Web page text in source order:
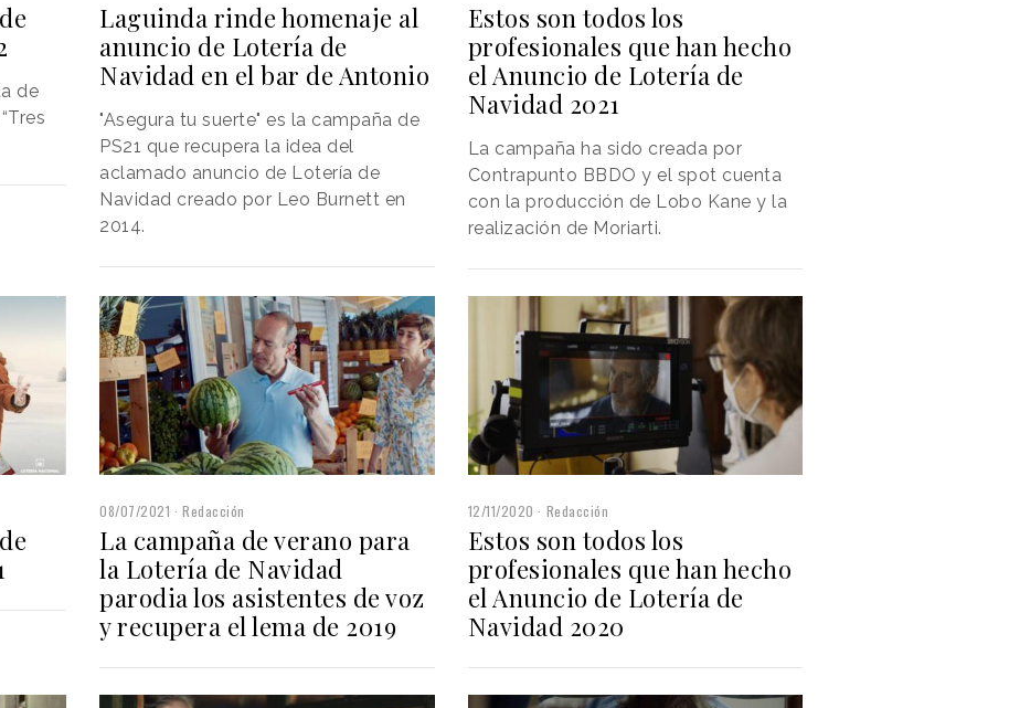
de
Laguinda rinde homenaje al
anuncio de Lotería de
Navidad en el bar de Antonio
"Asegura tu suerte" es la campaña de
PS21 que recupera la idea del
aclamado anuncio de Lotería de
Navidad creado por Leo Burnett en
2014.
Estos son todos los
profesionales que han hecho
el Anuncio de Lotería de
Navidad 2021
La campaña ha sido creada por
Contrapunto BBDO y el spot cuenta
con la producción de Lobo Kane y la
realización de Moriarti.
08/07/2021 Redacción
La campaña de verano para
la Lotería de Navidad
parodia los asistentes de voz
y recupera el lema de 2019
12/11/2020 Redacción
Estos son todos los
profesionales que han hecho
el Anuncio de Lotería de
Navidad 2020